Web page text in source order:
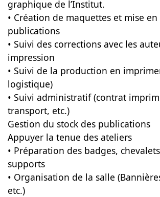
graphique de l’Institut.
• Création de maquettes et mise
publications
• Suivi des corrections avec les
impression
• Suivi de la production en
logistique)
• Suivi administratif (contrat
transport, etc.)
Gestion du stock des publications
Appuyer la tenue des ateliers
• Préparation des badges,
supports
• Organisation de la salle
etc.)